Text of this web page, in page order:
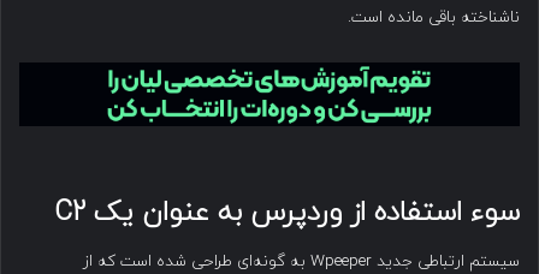
ناشناخته باقی مانده است.
سوء استفاده از وردپرس به عنوان یک C2
سیستم ارتباطی جدید Wpeeper به گونه‌ای طراحی شده است که از